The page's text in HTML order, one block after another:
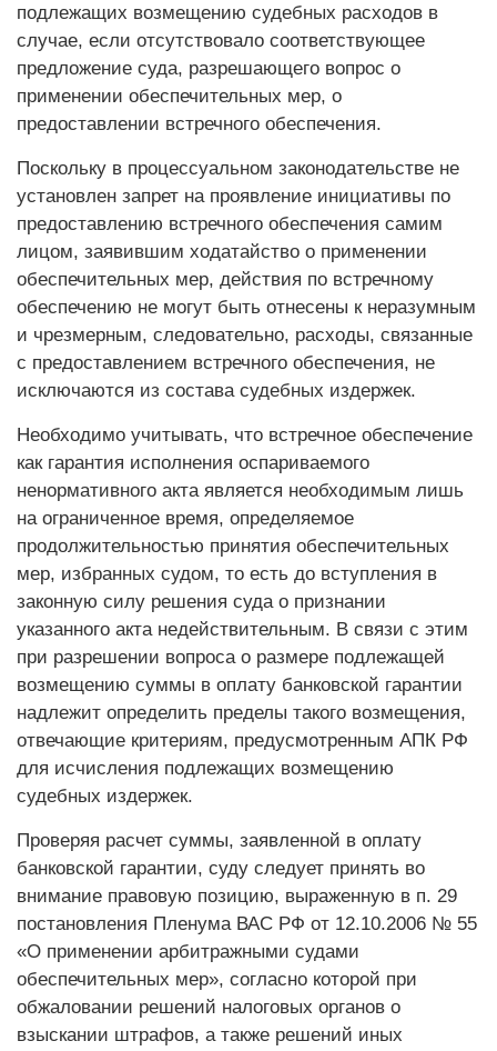
подлежащих возмещению судебных расходов в
случае, если отсутствовало соответствующее
предложение суда, разрешающего вопрос о
применении обеспечительных мер, о
предоставлении встречного обеспечения.
Поскольку в процессуальном законодательстве не
установлен запрет на проявление инициативы по
предоставлению встречного обеспечения самим
лицом, заявившим ходатайство о применении
обеспечительных мер, действия по встречному
обеспечению не могут быть отнесены к неразумным
и чрезмерным, следовательно, расходы, связанные
с предоставлением встречного обеспечения, не
исключаются из состава судебных издержек.
Необходимо учитывать, что встречное обеспечение
как гарантия исполнения оспариваемого
ненормативного акта является необходимым лишь
на ограниченное время, определяемое
продолжительностью принятия обеспечительных
мер, избранных судом, то есть до вступления в
законную силу решения суда о признании
указанного акта недействительным. В связи с этим
при разрешении вопроса о размере подлежащей
возмещению суммы в оплату банковской гарантии
надлежит определить пределы такого возмещения,
отвечающие критериям, предусмотренным АПК РФ
для исчисления подлежащих возмещению
судебных издержек.
Проверяя расчет суммы, заявленной в оплату
банковской гарантии, суду следует принять во
внимание правовую позицию, выраженную в п. 29
постановления Пленума ВАС РФ от 12.10.2006 № 55
«О применении арбитражными судами
обеспечительных мер», согласно которой при
обжаловании решений налоговых органов о
взыскании штрафов, а также решений иных